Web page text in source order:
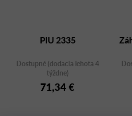
PIU 2335
Dostupné (dodacia lehota 4
týždne)
71,34 €